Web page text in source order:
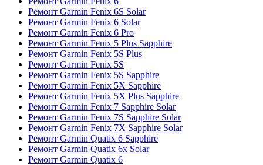
Ремонт Garmin Fenix 6S Solar
Ремонт Garmin Fenix 6 Solar
Ремонт Garmin Fenix 6 Pro
Ремонт Garmin Fenix 5 Plus Sapphire
Ремонт Garmin Fenix 5S Plus
Ремонт Garmin Fenix 5S
Ремонт Garmin Fenix 5S Sapphire
Ремонт Garmin Fenix 5X Sapphire
Ремонт Garmin Fenix 5X Plus Sapphire
Ремонт Garmin Fenix 7 Sapphire Solar
Ремонт Garmin Fenix 7S Sapphire Solar
Ремонт Garmin Fenix 7X Sapphire Solar
Ремонт Garmin Quatix 6 Sapphire
Ремонт Garmin Quatix 6x Solar
Ремонт Garmin Quatix 6